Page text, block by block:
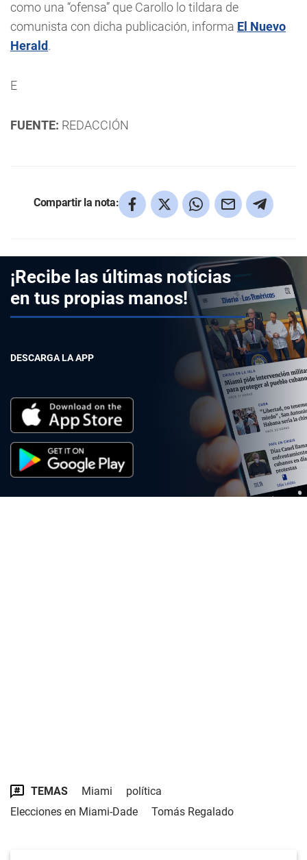
como una “ofensa” que Carollo lo tildara de
comunista con dicha publicación, informa El Nuevo
Herald.
E
FUENTE: REDACCIÓN
Compartir la nota:
¡Recibe las últimas noticias
en tus propias manos!
DESCARGA LA APP
TEMAS Miami
política
Elecciones en Miami-Dade
Tomás Regalado